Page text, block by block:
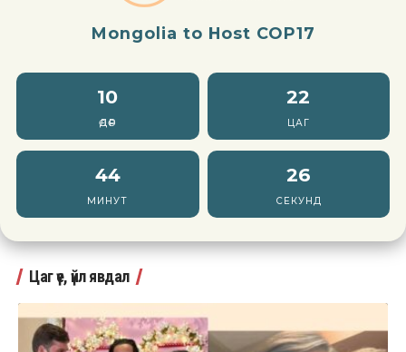
Mongolia to Host COP17
10
ӨДӨР
22
ЦАГ
44
МИНУТ
24
СЕКУНД
Цаг үе, үйл явдал